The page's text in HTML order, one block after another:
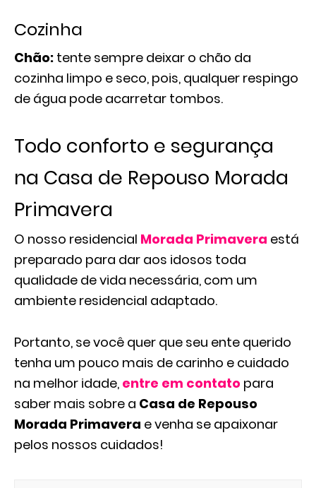
Cozinha
Chão: tente sempre deixar o chão da
cozinha limpo e seco, pois, qualquer respingo
de água pode acarretar tombos.
Todo conforto e segurança
na Casa de Repouso Morada
Primavera
O nosso residencial Morada Primavera está
preparado para dar aos idosos toda
qualidade de vida necessária, com um
ambiente residencial adaptado.
Portanto, se você quer que seu ente querido
tenha um pouco mais de carinho e cuidado
na melhor idade, entre em contato para
saber mais sobre a Casa de Repouso
Morada Primavera e venha se apaixonar
pelos nossos cuidados!